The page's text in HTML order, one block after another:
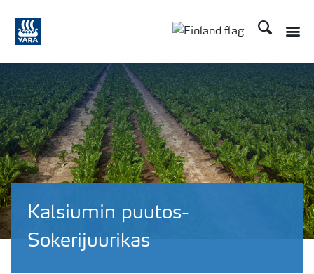
Etsi
Kalsiumin puutos-
Sokerijuurikas